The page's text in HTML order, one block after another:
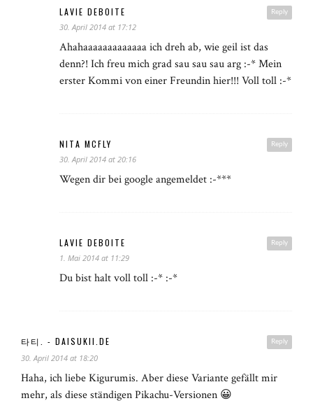
Reply
LAVIE DEBOITE
30. April 2014 at 17:12
Ahahaaaaaaaaaaaaa ich dreh ab, wie geil ist das
denn?! Ich freu mich grad sau sau sau arg :-* Mein
erster Kommi von einer Freundin hier!!! Voll toll :-*
Reply
NITA MCFLY
30. April 2014 at 20:16
Wegen dir bei google angemeldet :-***
Reply
LAVIE DEBOITE
1. Mai 2014 at 11:29
Du bist halt voll toll :-* :-*
Reply
타티. - DAISUKII.DE
30. April 2014 at 18:20
Haha, ich liebe Kigurumis. Aber diese Variante gefällt mir
mehr, als diese ständigen Pikachu-Versionen 😀